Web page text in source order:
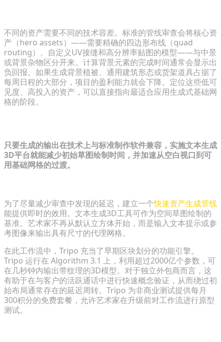
不同的资产需要不同的技术容差。标准的管线审查会将核心资
产（hero assets）——需要精确的四边形布线（quad
routing）、自定义UV接缝和高分辨率贴图的模型——与中景
或背景杂物区分开来。计算背景元素的完成时间通常会显示出
负回报。如果生成背景植被、通用建筑形态或货架道具占据了
每周日程的大部分，项目的盈利能力就会下降。定位这些低可
见度、高投入的资产，可以直接指向最适合应用生成式基础网
格的阶段。
只要生成的输出在技术上与标准制作软件兼容，实施文本生成
3D平台就能减少初始草图绘制时间，并加速从空白视口到可
用基础网格的过渡。
为了尽量减少审查中发现的延迟，建立一个快速资产生成管线
能提供即时的效用。文本生成3D工具可作为空间草图绘制的
基准。艺术家不再从默认立方体开始，而是输入文本提示或参
考图像来输出具有尺寸的代理网格。
在此工作流中，Tripo 充当了早期区块划分的功能引擎。
Tripo 运行在 Algorithm 3.1 上，利用超过2000亿个参数，可
在几秒钟内输出带纹理的3D模型。对于独立外包商而言，这
有助于在与客户的活跃通话中进行快速概念验证，从而绕过初
始布局通常存在的延迟周转。Tripo 为非商业测试提供每月
300积分的免费套餐，允许艺术家在升级前对工作流进行原型
测试。